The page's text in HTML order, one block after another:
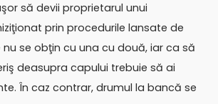
să devii proprietarul unui
prin procedurile lansate de
nu se obţin cu una cu două, iar ca să
deasupra capului trebuie să ai
În caz contrar, drumul la bancă se